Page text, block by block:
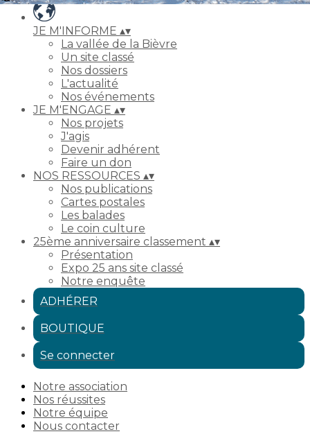
JE M'INFORME ▴▾
La vallée de la Bièvre
Un site classé
Nos dossiers
L'actualité
Nos événements
JE M'ENGAGE ▴▾
Nos projets
J'agis
Devenir adhérent
Faire un don
NOS RESSOURCES ▴▾
Nos publications
Cartes postales
Les balades
Le coin culture
25ème anniversaire classement ▴▾
Présentation
Expo 25 ans site classé
Notre enquête
ADHÉRER
BOUTIQUE
Se connecter
Notre association
Nos réussites
Notre équipe
Nous contacter